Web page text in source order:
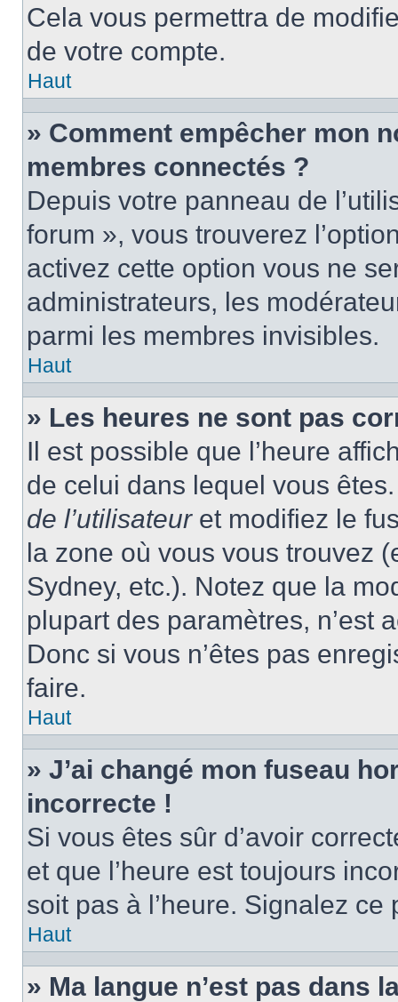
Cela vous permettra de
de votre compte.
Haut
» Comment empêcher mon
membres connectés ?
Depuis votre panneau de
forum », vous trouverez
activez cette option vous ne
administrateurs, les
parmi les membres invisibles.
Haut
» Les heures ne sont pas
Il est possible que l’heure
de celui dans lequel vous
de l’utilisateuret modifiez le
la zone où vous vous trouvez
Sydney, etc.). Notez que la
plupart des paramètres, n’est
Donc si vous n’êtes pas
faire.
Haut
» J’ai changé mon fuseau
incorrecte !
Si vous êtes sûr d’avoir
et que l’heure est toujours
soit pas à l’heure. Signalez
Haut
» Ma langue n’est pas dans